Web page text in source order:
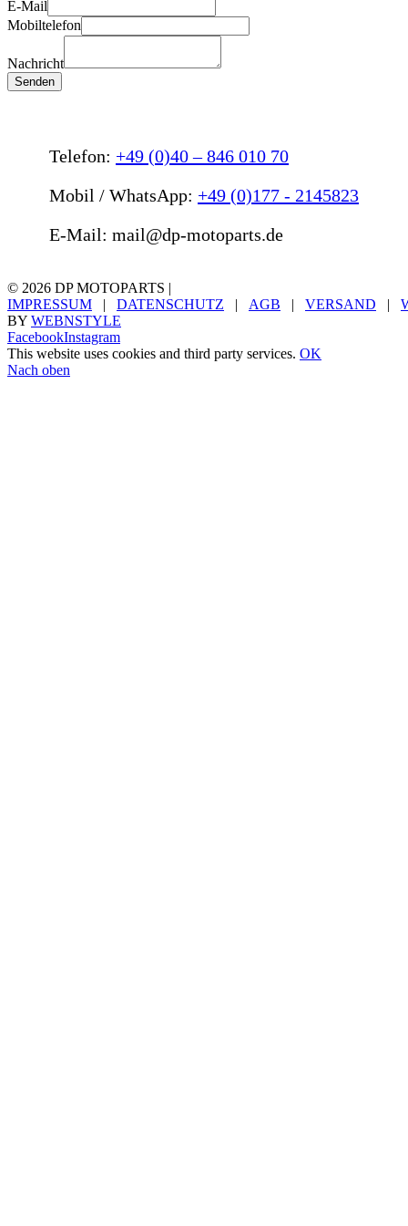
E-Mail
Mobiltelefon
Nachricht
Senden
Telefon: +49 (0)40 – 846 010 70
Mobil / WhatsApp: +49 (0)177 - 2145823
E-Mail: mail@dp-motoparts.de
© 2026 DP MOTOPARTS |
IMPRESSUM | DATENSCHUTZ | AGB | VERSAND |
BY WEBNSTYLE
FacebookInstagram
This website uses cookies and third party services. OK
Nach oben